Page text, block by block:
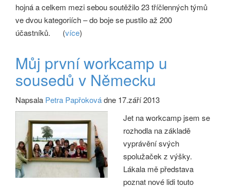
hojná a celkem mezi sebou soutěžilo 23 tříčlenných týmů
ve dvou kategoriích – do boje se pustilo až 200
účastníků.
(více)
Můj první workcamp u
sousedů v Německu
Napsala Petra Papřokovádne 17.září 2013
Jet na workcamp jsem se
rozhodla na základě
vyprávění svých
spolužaček z výšky.
Lákala mě představa
poznat nové lidi touto